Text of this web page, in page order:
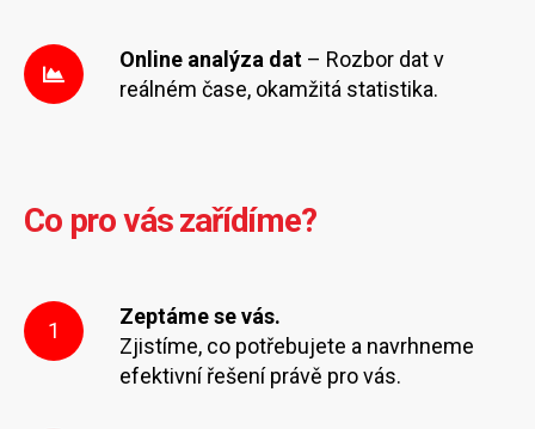
Online analýza dat – Rozbor dat v
reálném čase, okamžitá statistika.
Co pro vás zařídíme?
1
Zeptáme se vás.
Zjistíme, co potřebujete a navrhneme
efektivní řešení právě pro vás.